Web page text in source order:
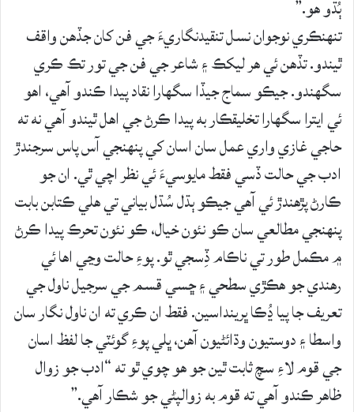
ٻُڌو هو.”
تنهنڪري نوجوان نسل تنقيدنگاريءَ جي فن کان جڏهن واقف
ٿيندو. تڏهن ئي هر ليکڪ ۽ شاعر جي فن جي تور تڪ ڪري
سگهندو. جيڪو سماج جيڏا سگهارا نقاد پيدا ڪندو آهي، اهو
ئي ايترا سگهارا تخليقڪار به پيدا ڪرڻ جي اهل ٿيندو آهي نه ته
حاجي غازي واري عمل سان اسان کي پنهنجي آس پاس سرجندڙ
ادب جي حالت ڏسي فقط مايوسيءَ ئي نظر اچي ٿي. ان جو
ڪارڻ پڙهندڙ ئي آهي جيڪو ٻڌل سُڌل بياني تي هلي ڪتابن بابت
پنهنجي مطالعي سان ڪو نئون خيال، ڪو نئون تحرڪ پيدا ڪرڻ
۾ مڪمل طور تي ناڪام ڏِسجي ٿو. پوءِ حالت وڃي اها ئي
رهندي جو هڪڙي سطحي ۽ ڇسي قسم جي سرجيل ناول جي
تعريف جا پيا ڍُڪا ڀرينداسين. فقط ان ڪري ته ان ناول نگار سان
واسطا ۽ دوستيون وڌائڻيون آهن، ڀلي پوءِ گوئٽي جا لفظ اسان
جي قوم لاءِ سچ ثابت ٿين جو هو چوي ٿو ته “ادب جو زوال
ظاهر ڪندو آهي ته قوم به زوالپڻي جو شڪار آهي.”